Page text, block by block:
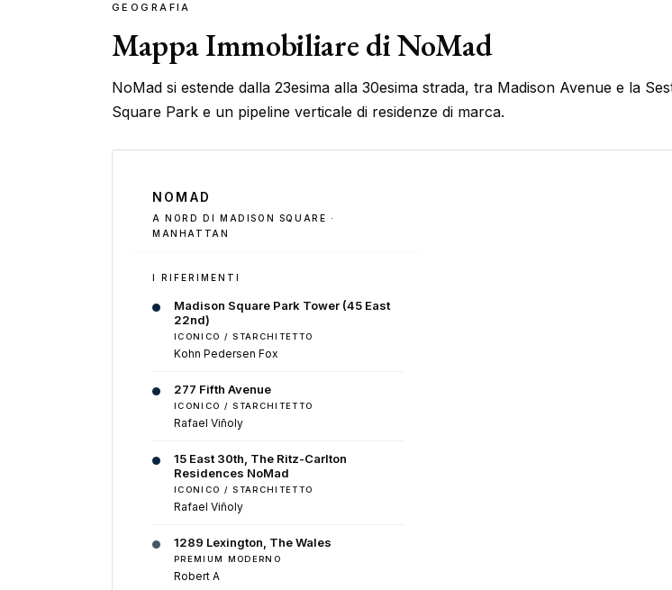
GEOGRAFIA
Mappa Immobiliare di NoMad
NoMad si estende dalla 23esima alla 30esima strada, tra Madison Avenue e la
Square Park e un pipeline verticale di residenze di marca.
NOMAD
A NORD DI MADISON SQUARE ·
MANHATTAN
I RIFERIMENTI
Madison Square Park Tower (45 East
22nd)
ICONICO / STARCHITETTO
Kohn Pedersen Fox
277 Fifth Avenue
ICONICO / STARCHITETTO
Rafael Viñoly
15 East 30th, The Ritz-Carlton
Residences NoMad
ICONICO / STARCHITETTO
Rafael Viñoly
1289 Lexington, The Wales
PREMIUM MODERNO
Robert A